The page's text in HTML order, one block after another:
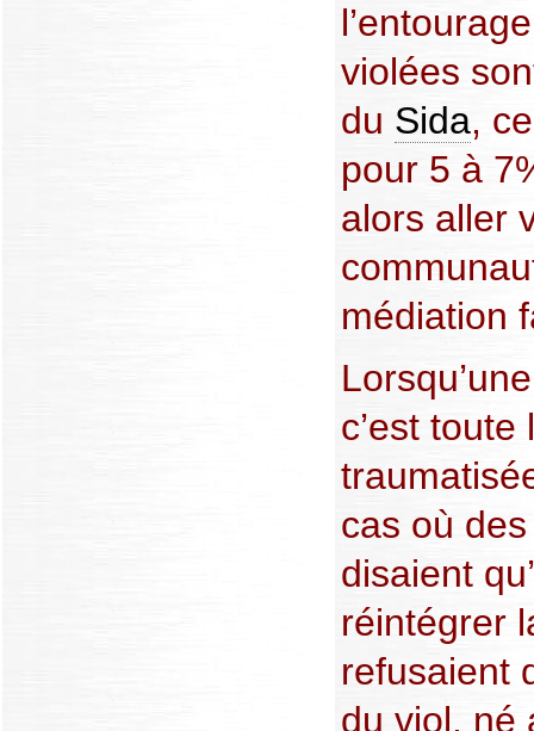
violées
du Sida,
pour 5 à
alors aller
médiation
c’est
cas où
disaient
réintégrer
refusaient
du viol, né